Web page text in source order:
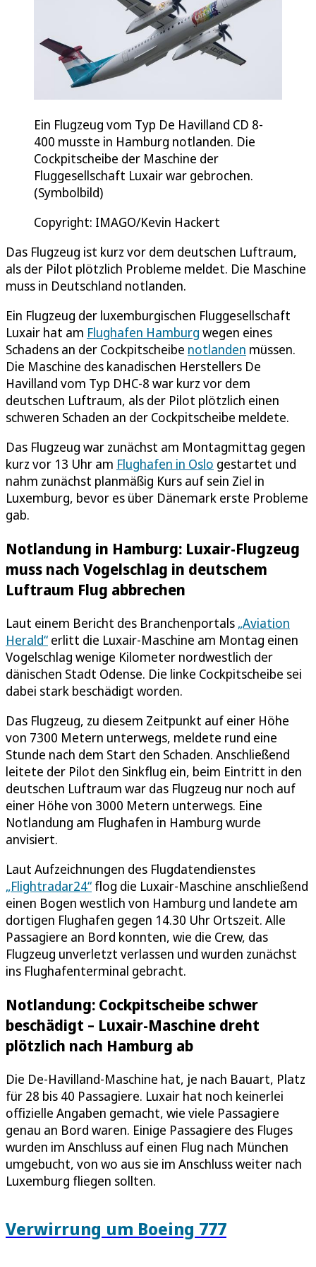
Ein Flugzeug vom Typ De Havilland CD 8-
400 musste in Hamburg notlanden. Die
Cockpitscheibe der Maschine der
Fluggesellschaft Luxair war gebrochen.
(Symbolbild)
Copyright: IMAGO/Kevin Hackert
Das Flugzeug ist kurz vor dem deutschen Luftraum,
als der Pilot plötzlich Probleme meldet. Die Maschine
muss in Deutschland notlanden.
Ein Flugzeug der luxemburgischen Fluggesellschaft
Luxair hat am Flughafen Hamburg wegen eines
Schadens an der Cockpitscheibe notlanden müssen.
Die Maschine des kanadischen Herstellers De
Havilland vom Typ DHC-8 war kurz vor dem
deutschen Luftraum, als der Pilot plötzlich einen
schweren Schaden an der Cockpitscheibe meldete.
Das Flugzeug war zunächst am Montagmittag gegen
kurz vor 13 Uhr am Flughafen in Oslo gestartet und
nahm zunächst planmäßig Kurs auf sein Ziel in
Luxemburg, bevor es über Dänemark erste Probleme
gab.
Notlandung in Hamburg: Luxair-Flugzeug
muss nach Vogelschlag in deutschem
Luftraum Flug abbrechen
Laut einem Bericht des Branchenportals „Aviation
Herald“ erlitt die Luxair-Maschine am Montag einen
Vogelschlag wenige Kilometer nordwestlich der
dänischen Stadt Odense. Die linke Cockpitscheibe sei
dabei stark beschädigt worden.
Das Flugzeug, zu diesem Zeitpunkt auf einer Höhe
von 7300 Metern unterwegs, meldete rund eine
Stunde nach dem Start den Schaden. Anschließend
leitete der Pilot den Sinkflug ein, beim Eintritt in den
deutschen Luftraum war das Flugzeug nur noch auf
einer Höhe von 3000 Metern unterwegs. Eine
Notlandung am Flughafen in Hamburg wurde
anvisiert.
Laut Aufzeichnungen des Flugdatendienstes
„Flightradar24“ flog die Luxair-Maschine anschließend
einen Bogen westlich von Hamburg und landete am
dortigen Flughafen gegen 14.30 Uhr Ortszeit. Alle
Passagiere an Bord konnten, wie die Crew, das
Flugzeug unverletzt verlassen und wurden zunächst
ins Flughafenterminal gebracht.
Notlandung: Cockpitscheibe schwer
beschädigt – Luxair-Maschine dreht
plötzlich nach Hamburg ab
Die De-Havilland-Maschine hat, je nach Bauart, Platz
für 28 bis 40 Passagiere. Luxair hat noch keinerlei
offizielle Angaben gemacht, wie viele Passagiere
genau an Bord waren. Einige Passagiere des Fluges
wurden im Anschluss auf einen Flug nach München
umgebucht, von wo aus sie im Anschluss weiter nach
Luxemburg fliegen sollten.
Verwirrung um Boeing 777